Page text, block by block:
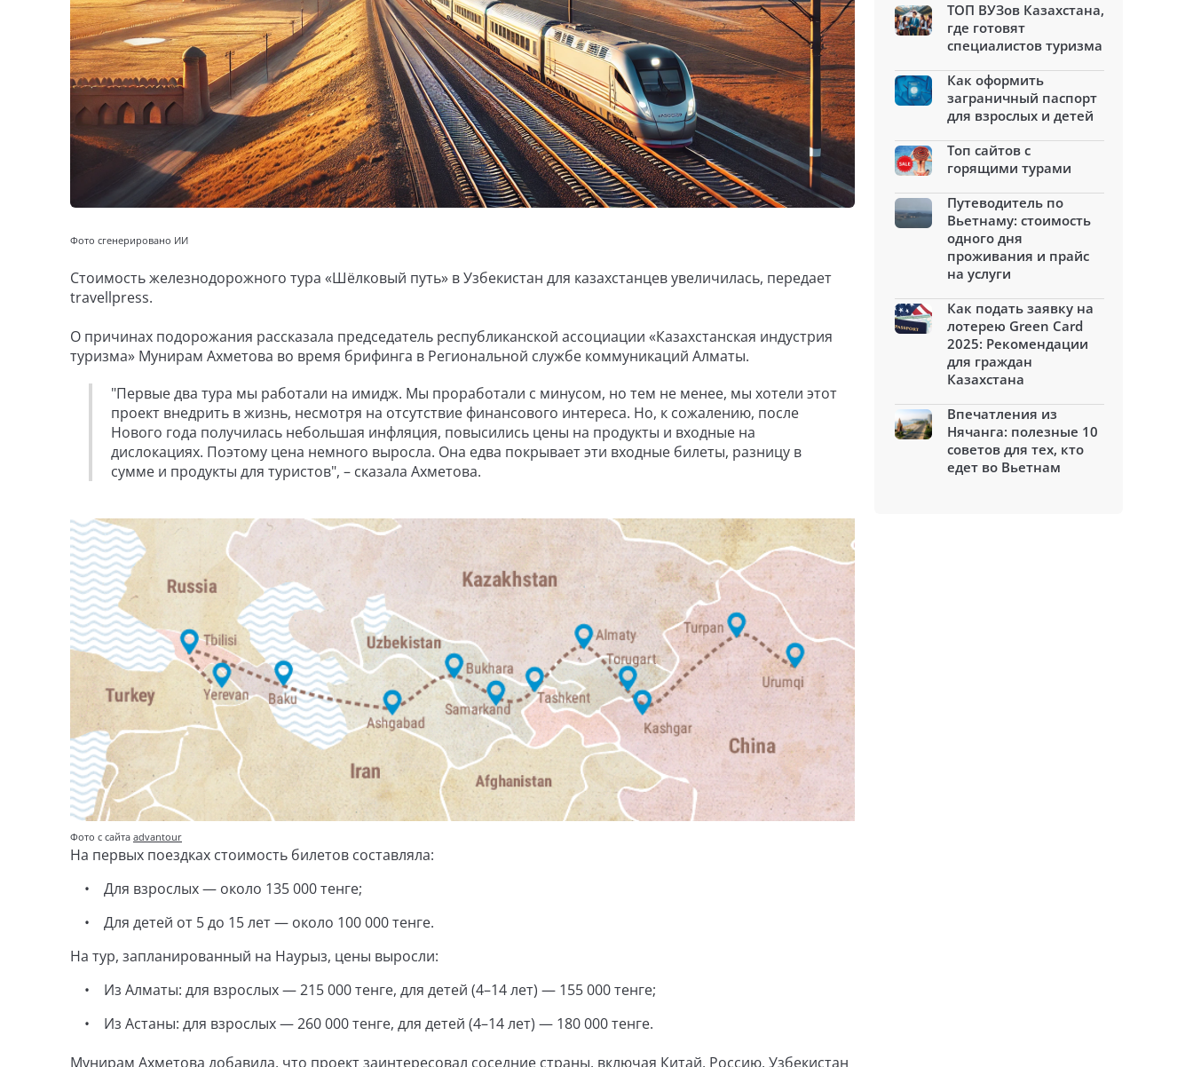
Фото сгенерировано ИИ
Стоимость железнодорожного тура «Шёлковый путь» в Узбекистан для казахстанцев увеличилась, передает
travellpress.
О причинах подорожания рассказала председатель республиканской ассоциации «Казахстанская индустрия
туризма» Мунирам Ахметова во время брифинга в Региональной службе коммуникаций Алматы.
"Первые два тура мы работали на имидж. Мы проработали с минусом, но тем не менее, мы хотели этот
проект внедрить в жизнь, несмотря на отсутствие финансового интереса. Но, к сожалению, после
Нового года получилась небольшая инфляция, повысились цены на продукты и входные на
дислокациях. Поэтому цена немного выросла. Она едва покрывает эти входные билеты, разницу в
сумме и продукты для туристов", – сказала Ахметова.
Фото с сайта advantour
На первых поездках стоимость билетов составляла:
• Для взрослых — около 135 000 тенге;
• Для детей от 5 до 15 лет — около 100 000 тенге.
На тур, запланированный на Наурыз, цены выросли:
• Из Алматы: для взрослых — 215 000 тенге, для детей (4–14 лет) — 155 000 тенге;
• Из Астаны: для взрослых — 260 000 тенге, для детей (4–14 лет) — 180 000 тенге.
Мунирам Ахметова добавила, что проект заинтересовал соседние страны, включая Китай, Россию, Узбекистан
ТОП ВУЗов Казахстана,
где готовят
специалистов туризма
Как оформить
заграничный паспорт
для взрослых и детей
Топ сайтов с
горящими турами
Путеводитель по
Вьетнаму: стоимость
одного дня
проживания и прайс
на услуги
Как подать заявку на
лотерею Green Card
2025: Рекомендации
для граждан
Казахстана
Впечатления из
Нячанга: полезные 10
советов для тех, кто
едет во Вьетнам